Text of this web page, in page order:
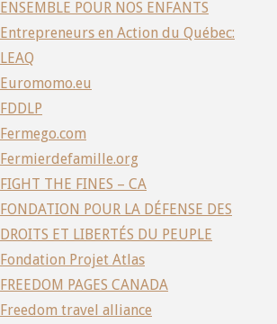
ENSEMBLE POUR NOS ENFANTS
Entrepreneurs en Action du Québec:
LEAQ
Euromomo.eu
FDDLP
Fermego.com
Fermierdefamille.org
FIGHT THE FINES – CA
FONDATION POUR LA DÉFENSE DES
DROITS ET LIBERTÉS DU PEUPLE
Fondation Projet Atlas
FREEDOM PAGES CANADA
Freedom travel alliance